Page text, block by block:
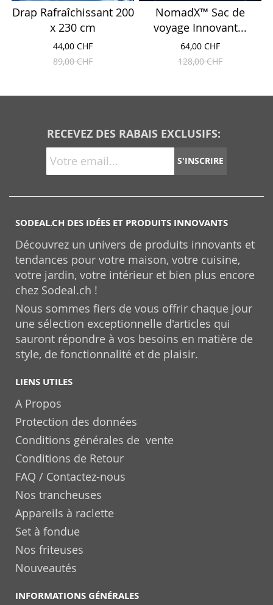
Drap Rafraîchissant 200
x 230 cm
44,00 CHF
89,00 CHF
NomadX™ Sac de
voyage Innovant...
64,00 CHF
128,00 CHF
RECEVEZ DES RABAIS EXCLUSIFS:
S'INSCRIRE
SODEAL.CH DES IDÉES ET PRODUITS INNOVANTS
Découvrez un univers de produits innovants et
tendances pour votre maison, votre cuisine,
votre jardin, votre intérieur et bien plus encore
chez Sodeal.ch !
Nous sommes fiers de vous offrir chaque jour
une sélection exceptionnelle d'articles qui
sauront répondre à vos besoins en matière de
style, de fonctionnalité et de plaisir.
LIENS UTILES
A Propos
Protection des données
Conditions générales de vente
Conditions de Retour
FAQ / Contactez-nous
Nos trancheuses
Appareils à raclette
Set à fondue
Nos friteuses
Nouveautés
INFORMATIONS GÉNÉRALES